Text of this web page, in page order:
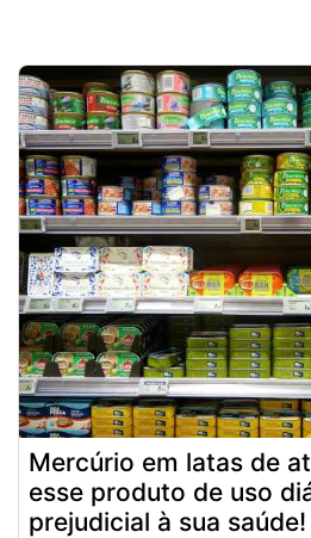
Mercúrio em latas de
esse produto de uso
prejudicial à sua saúde!